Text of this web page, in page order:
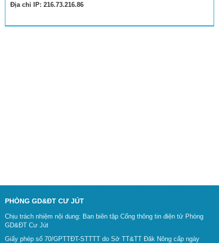
Địa chỉ IP: 216.73.216.86
PHÒNG GD&ĐT CƯ JÚT
Chịu trách nhiệm nội dung: Ban biên tập Cổng thông tin điện tử Phòng
GD&ĐT Cư Jút
Giấy phép số 70/GPTTĐT-STTTT do Sở TT&TT Đăk Nông cấp ngày